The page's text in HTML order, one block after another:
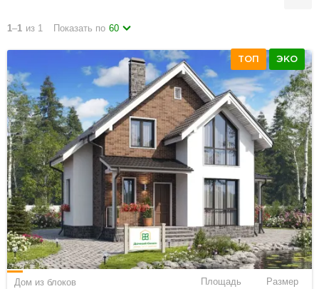
1–1 из 1 Показать по 60
ТОП ЭКО
Дом из блоков Площадь Размер